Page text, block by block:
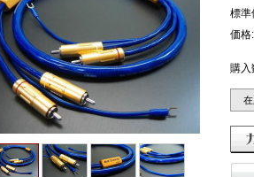
標準
価格:
購入